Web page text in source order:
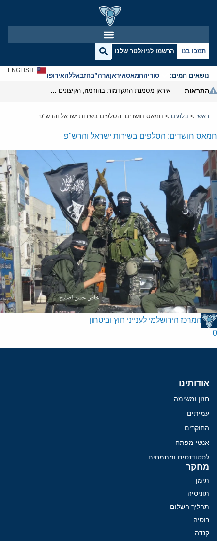
תמכו בנו הרשמו לניוזלטר שלנו
נושאים חמים: סוריהחמאסאיראןארה”בחזבאללהאירופהאנטישמיות
ENGLISH
התראות
ראשי > בלוגים > חמאס חושדים: הסלפים בשירות ישראל והרש"פ
חמאס חושדים: הסלפים בשירות ישראל והרש"פ
המרכז הירושלמי לענייני חוץ וביטחון
0
אודותינו
חזון ומשימה
עמיתים
החוקרים
אנשי מפתח
לסטודנטים ומתמחים
מחקר
תימן
תוניסיה
תהליך השלום
רוסיה
קנדה